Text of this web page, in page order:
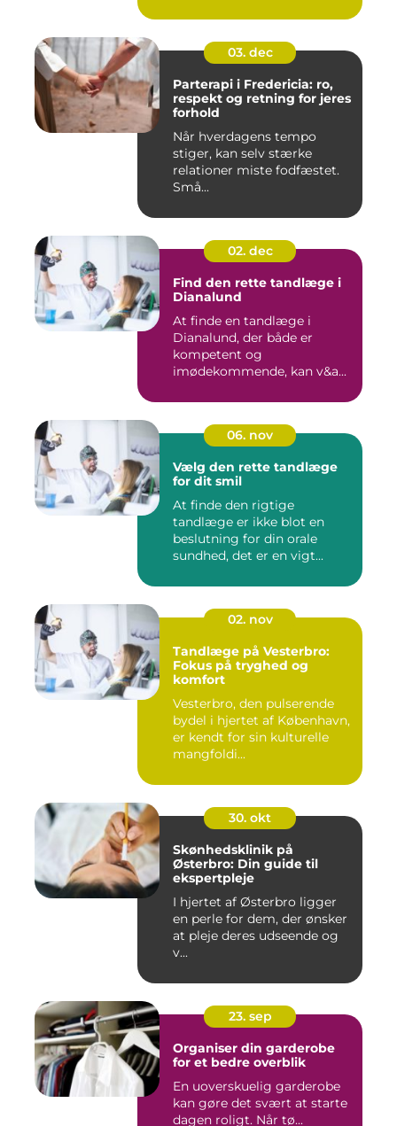
03. dec
Parterapi i Fredericia: ro,
respekt og retning for jeres
forhold
Når hverdagens tempo
stiger, kan selv stærke
relationer miste fodfæstet.
Små...
02. dec
Find den rette tandlæge i
Dianalund
At finde en tandlæge i
Dianalund, der både er
kompetent og
imødekommende, kan v&a...
06. nov
Vælg den rette tandlæge
for dit smil
At finde den rigtige
tandlæge er ikke blot en
beslutning for din orale
sundhed, det er en vigt...
02. nov
Tandlæge på Vesterbro:
Fokus på tryghed og
komfort
Vesterbro, den pulserende
bydel i hjertet af København,
er kendt for sin kulturelle
mangfoldi...
30. okt
Skønhedsklinik på
Østerbro: Din guide til
ekspertpleje
I hjertet af Østerbro ligger
en perle for dem, der ønsker
at pleje deres udseende og
v...
23. sep
Organiser din garderobe
for et bedre overblik
En uoverskuelig garderobe
kan gøre det svært at starte
dagen roligt. Når tø...